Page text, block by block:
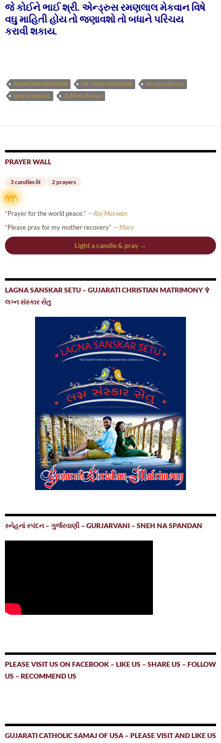
જે કોઈને ભાઈ શ્રી. એન્ડ્રુસ રમણલાલ મેકવાન વિષે
વઘુ માહિતી હોય તો જણાવશો તો બધાને પરિચય
કરાવી શકાય.
ANDREWS MACWAN DR. VIJAY MACWAN
એન્ડ્રુસ મેકવાન
ગુજરાત સમાચાર
ડો. વિજય મેકવાન
PRAYER WALL
3 candles lit 2 prayers
“Prayer for the world peace.” — Raj Macwan
“Please pray for my mother recovery” — Mary
Light a candle & pray →
LAGNA SANSKAR SETU – GUJARATI CHRISTIAN MATRIMONY ✞
લગ્ન સંસ્કાર સેતુ
સ્નેહનાં સ્પંદન – ગુર્જરવાણી – GURJARVANI – SNEH NA SPANDAN
PLEASE VISIT US ON FACEBOOK – LIKE US – SHARE US – FOLLOW
US – RECOMMEND US
GUJARATI CATHOLIC SAMAJ OF USA – PLEASE VISIT AND LIKE US